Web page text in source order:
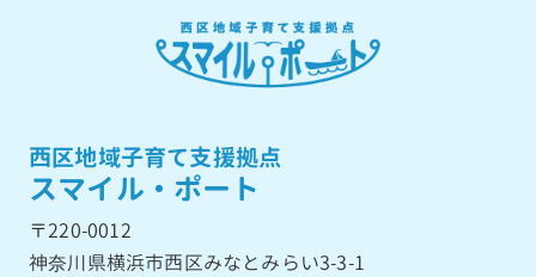
西区地域子育て支援拠点
スマイル・ポート
〒220-0012
神奈川県横浜市西区みなとみらい3-3-1